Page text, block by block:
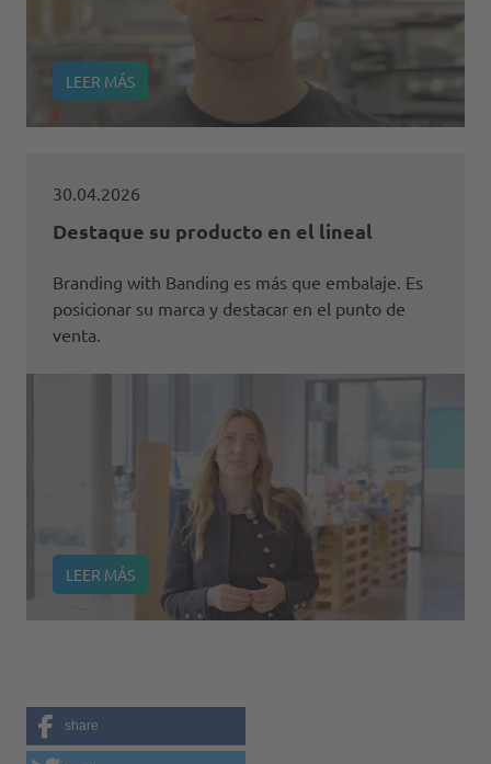
LEER MÁS
30.04.2026
Destaque su producto en el lineal
Branding with Banding es más que embalaje. Es
posicionar su marca y destacar en el punto de
venta.
LEER MÁS
share